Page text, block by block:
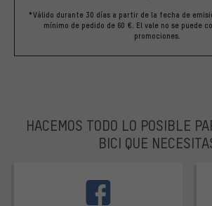
*Válido durante 30 días a partir de la fecha de
mínimo de pedido de 60 €. El vale no se puede
promociones.
HACEMOS TODO LO POSIBLE
BICI QUE